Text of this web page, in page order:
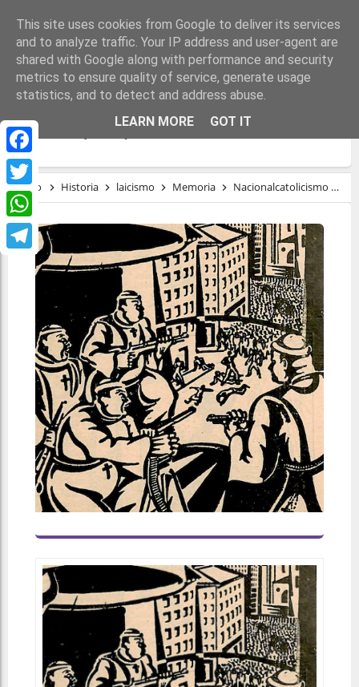
Facebook
Twitter
WhatsApp
Telegram
LA IGLESIA Y SU PAPEL POLÍTICO EN
ESPAÑA (1937)
Inicio Historia laicismo Memoria Nacionalcatolicismo
This site uses cookies from Google to deliver its services
and to analyze traffic. Your IP address and user-agent are
shared with Google along with performance and security
metrics to ensure quality of service, generate usage
statistics, and to detect and address abuse.
LEARN MORE
GOT IT